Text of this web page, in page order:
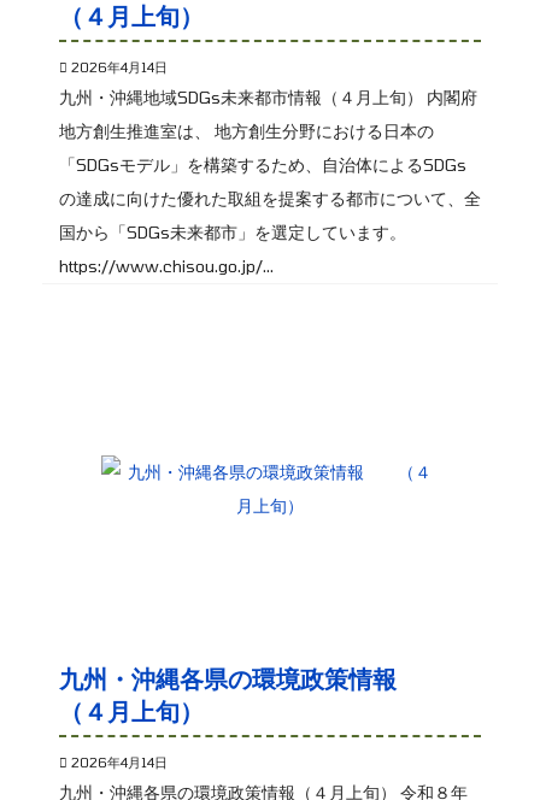
（４月上旬）
2026年4月14日
九州・沖縄地域SDGs未来都市情報（４月上旬） 内閣府
地方創生推進室は、 地方創生分野における日本の
「SDGsモデル」を構築するため、自治体によるSDGs
の達成に向けた優れた取組を提案する都市について、全
国から「SDGs未来都市」を選定しています。
https://www.chisou.go.jp/...
九州・沖縄各県の環境政策情報
（４月上旬）
2026年4月14日
九州・沖縄各県の環境政策情報（４月上旬） 令和８年